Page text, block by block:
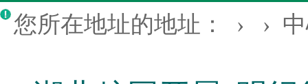
您所在地址的地址： › ›